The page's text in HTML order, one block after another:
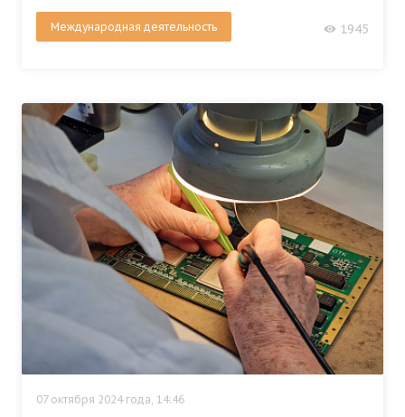
Международная деятельность 1945
07 октября 2024 года, 14:46